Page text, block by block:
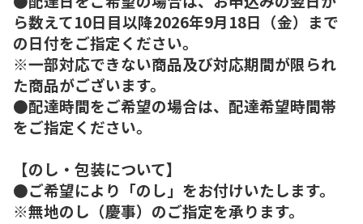
ら数えて10日目以降2026年9月18日（金）まで
の日付をご指定ください。
※一部対応できない商品及び対応期間が限られ
た商品がございます。
●配達時間をご希望の場合は、配達希望時間帯
をご指定ください。
【のし・包装について】
●ご希望により「のし」をお付けいたします。
※無地のし（慶事）のご指定を承ります。